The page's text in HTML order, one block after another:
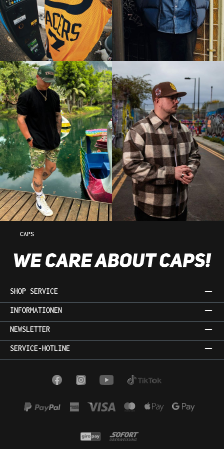
CAPS
SHOP SERVICE
INFORMATIONEN
NEWSLETTER
SERVICE-HOTLINE